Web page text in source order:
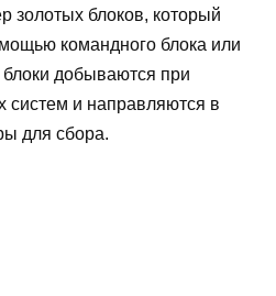
золотых блоков, который
командного блока или
добываются при
систем и направляются в
для сбора.